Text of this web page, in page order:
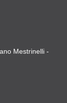
Mestrinelli -